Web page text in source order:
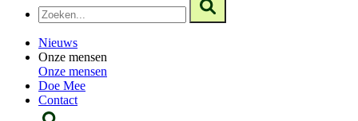
Nieuws
Onze mensen
Onze mensen
Doe Mee
Contact